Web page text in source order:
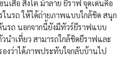
เสือ สิงโต ม้าลาย ยีราฟ จุดเด่นคือ
นรถ ให้ได้ถ่ายภาพแบบใกล้ชิด สนุก
รถ นอกจากนี้ยังมีทัวร์ยีราฟแบบ
นำเที่ยว สามารถใกล้ชิดยีราฟและ
งว่าได้ภาพประทับใจกลับบ้านไป